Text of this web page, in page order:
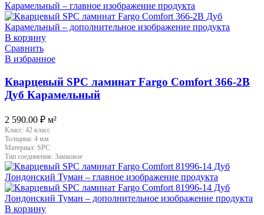
В корзину
Сравнить
В избранное
Кварцевый SPC ламинат Fargo Comfort 366-2B
Дуб Карамельный
2 590.00 ₽ м²
Класс: 42 класс
Толщина: 4 мм
Материал: SPC
Тип соединения: Замковое
В корзину